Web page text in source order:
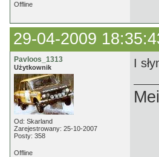
Offline
29-04-2009
Pavloos_1313
Użytkownik
Od: Skarland
Zarejestrowany: 25-10-2007
Posty: 358
I
Offline